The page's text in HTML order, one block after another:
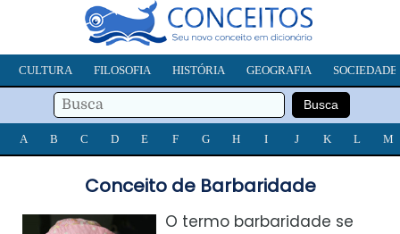
CULTURA FILOSOFIA HISTÓRIA GEOGRAFIA SOCIEDADE
A B C D E F G H I J K L M
Conceito de Barbaridade
O termo barbaridade se